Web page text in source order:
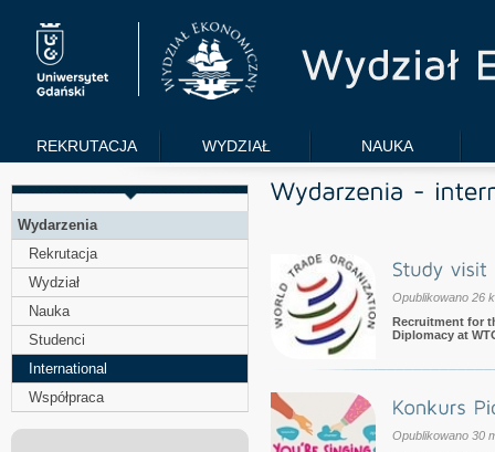
REKRUTACJA WYDZIAŁ NAUKA
Wydarzenia
Rekrutacja
Wydział
Nauka
Studenci
International
Współpraca
Opublikowano 26
Recruitment for
Diplomacy at
Opublikowano 30